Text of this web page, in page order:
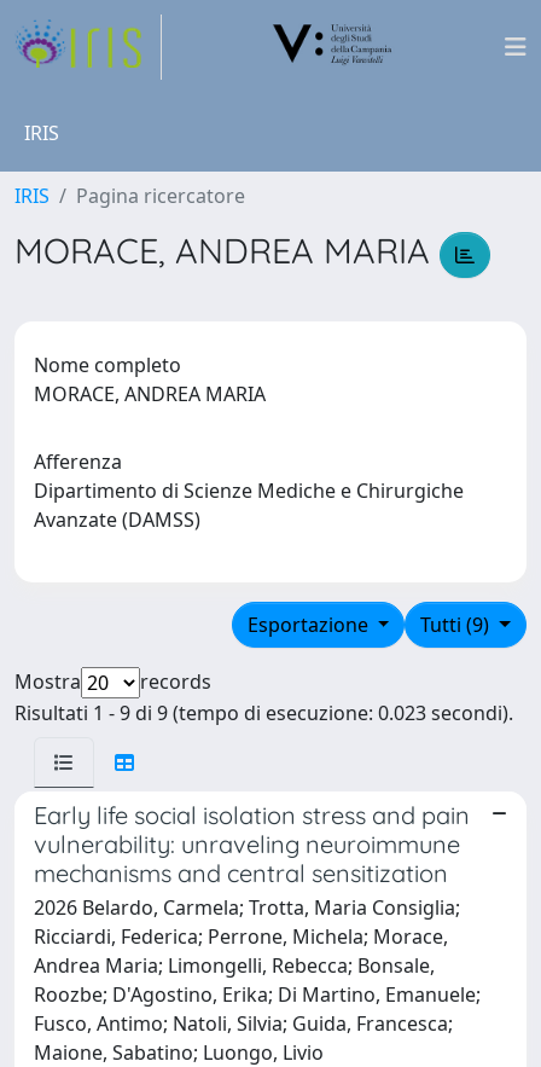
IRIS
IRIS Pagina ricercatore
MORACE, ANDREA MARIA
Nome completo
MORACE, ANDREA MARIA
Afferenza
Dipartimento di Scienze Mediche e Chirurgiche
Avanzate (DAMSS)
Tutti (9)
Esportazione
Mostra
records
Risultati 1 - 9 di 9 (tempo di esecuzione: 0.023 secondi).
Early life social isolation stress and pain
vulnerability: unraveling neuroimmune
mechanisms and central sensitization
2026 Belardo, Carmela; Trotta, Maria Consiglia;
Ricciardi, Federica; Perrone, Michela; Morace,
Andrea Maria; Limongelli, Rebecca; Bonsale,
Roozbe; D'Agostino, Erika; Di Martino, Emanuele;
Fusco, Antimo; Natoli, Silvia; Guida, Francesca;
Maione, Sabatino; Luongo, Livio